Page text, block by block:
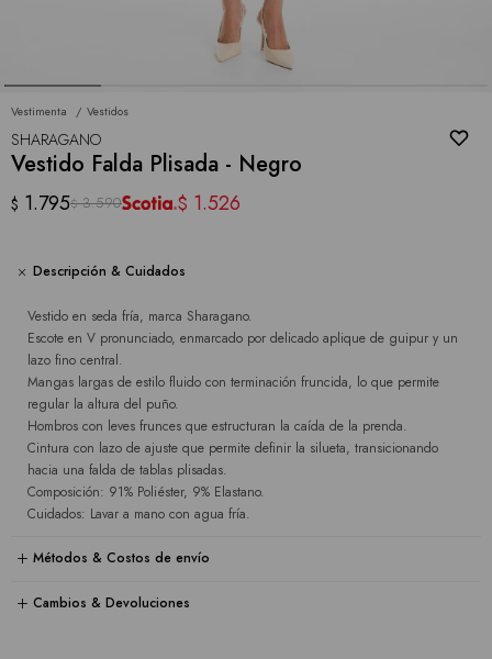
Vestimenta Vestidos
SHARAGANO
Vestido Falda Plisada - Negro
$ 1.795$ 3.590 $ 1.526
Descripción & Cuidados
Vestido en seda fría, marca Sharagano.
Escote en V pronunciado, enmarcado por delicado aplique de guipur y un
lazo fino central.
Mangas largas de estilo fluido con terminación fruncida, lo que permite
regular la altura del puño.
Hombros con leves frunces que estructuran la caída de la prenda.
Cintura con lazo de ajuste que permite definir la silueta, transicionando
hacia una falda de tablas plisadas.
Composición: 91% Poliéster, 9% Elastano.
Cuidados: Lavar a mano con agua fría.
Métodos & Costos de envío
Cambios & Devoluciones